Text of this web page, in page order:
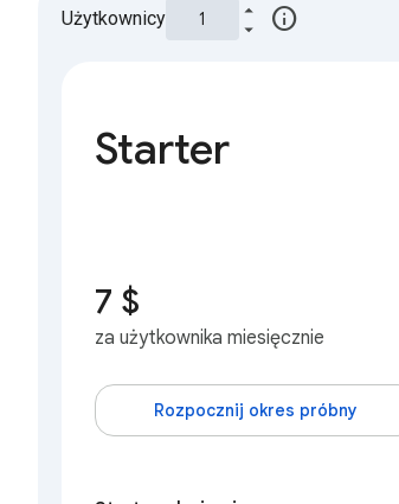
Użytkownicy info
Starter
7 $
za użytkownika miesięcznie
Rozpocznij okres próbny